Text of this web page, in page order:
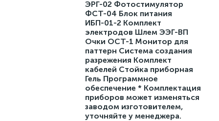
ЭРГ-02 Фотостимулятор
ФСТ-04 Блок питания
ИБП-01-2 Комплект
электродов Шлем ЭЭГ-ВП
Очки ОСТ-1 Монитор для
паттерн Система создания
разрежения Комплект
кабелей Стойка приборная
Гель Программное
обеспечение * Комплектация
приборов может изменяться
заводом изготовителем,
уточняйте у менеджера.